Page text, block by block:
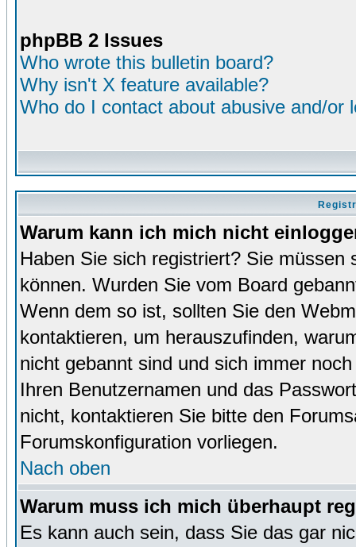
phpBB 2 Issues
Who wrote this bulletin board?
Why isn't X feature available?
Who do I contact about abusive and/or
Warum kann ich mich nicht
Haben Sie sich registriert? Sie
können. Wurden Sie vom Board
Wenn dem so ist, sollten Sie den
kontaktieren, um herauszufinden,
nicht gebannt sind und sich immer
Ihren Benutzernamen und das
nicht, kontaktieren Sie bitte den
Forumskonfiguration vorliegen.
Nach oben
Warum muss ich mich überhaupt
Es kann auch sein, dass Sie das gar